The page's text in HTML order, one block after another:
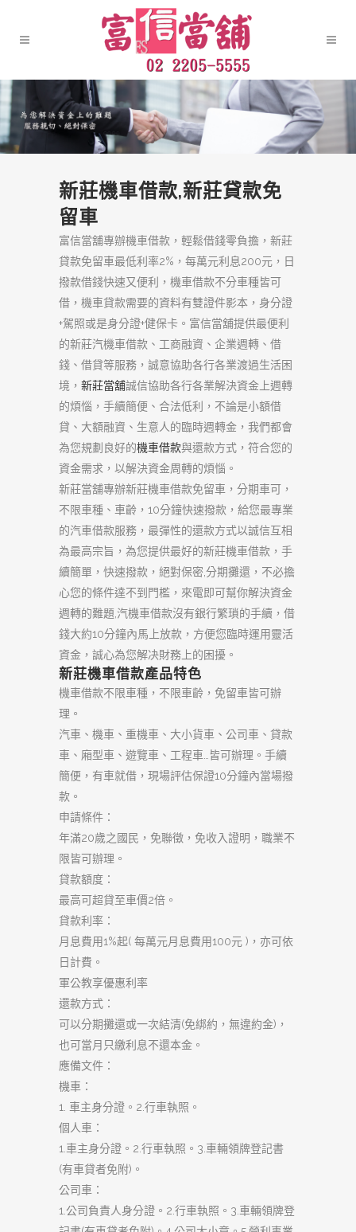
新莊機車借款,新莊貸款免
留車
富信當舖專辦機車借款，輕鬆借錢零負擔，新莊
貸款免留車最低利率2%，每萬元利息200元，日
撥款借錢快速又便利，機車借款不分車種皆可
借，機車貸款需要的資料有雙證件影本，身分證
+駕照或是身分證+健保卡。富信當舖提供最便利
的新莊汽機車借款、工商融資、企業週轉、借
錢、借貸等服務，誠意協助各行各業渡過生活困
境， 新莊當舖誠信協助各行各業解決資金上週轉
的煩惱，手續簡便、合法低利，不論是小額借
貸、大額融資、生意人的臨時週轉金，我們都會
為您規劃良好的機車借款與還款方式，符合您的
資金需求，以解決資金周轉的煩惱。
新莊當舖專辦新莊機車借款免留車，分期車可，
不限車種、車齡，10分鐘快速撥款，給您最專業
的汽車借款服務，最彈性的還款方式以誠信互相
為最高宗旨，為您提供最好的新莊機車借款，手
續簡單，快速撥款，絕對保密,分期攤還，不必擔
心您的條件達不到門檻，來電即可幫你解決資金
週轉的難題,汽機車借款沒有銀行繁瑣的手續，借
錢大約10分鐘內馬上放款，方便您臨時運用靈活
資金，誠心為您解决財務上的困擾。
新莊機車借款產品特色
機車借款不限車種，不限車齡，免留車皆可辦
理。
汽車、機車、重機車、大小貨車、公司車、貸款
車、廂型車、遊覽車、工程車…皆可辦理。手續
簡便，有車就借，現場評估保證10分鐘內當場撥
款。
申請條件：
年滿20歲之國民，免聯徵，免收入證明，職業不
限皆可辦理。
貸款額度：
最高可超貸至車價2倍。
貸款利率：
月息費用1%起( 每萬元月息費用100元 )，亦可依
日計費。
軍公教享優惠利率
還款方式：
可以分期攤還或一次結清(免綁約，無違約金)，
也可當月只繳利息不還本金。
應備文件：
機車：
1. 車主身分證。2.行車執照。
個人車：
1.車主身分證。2.行車執照。3.車輛領牌登記書
(有車貸者免附)。
公司車：
1.公司負責人身分證。2.行車執照。3.車輛領牌登